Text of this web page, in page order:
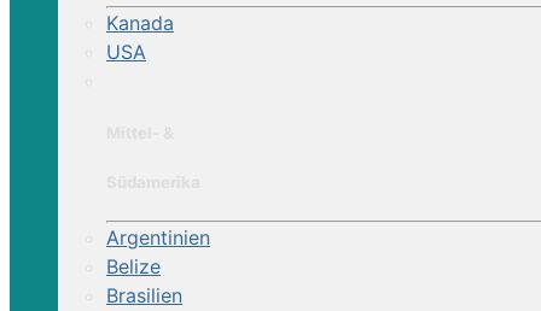
Kanada
USA
Argentinien
Belize
Brasilien